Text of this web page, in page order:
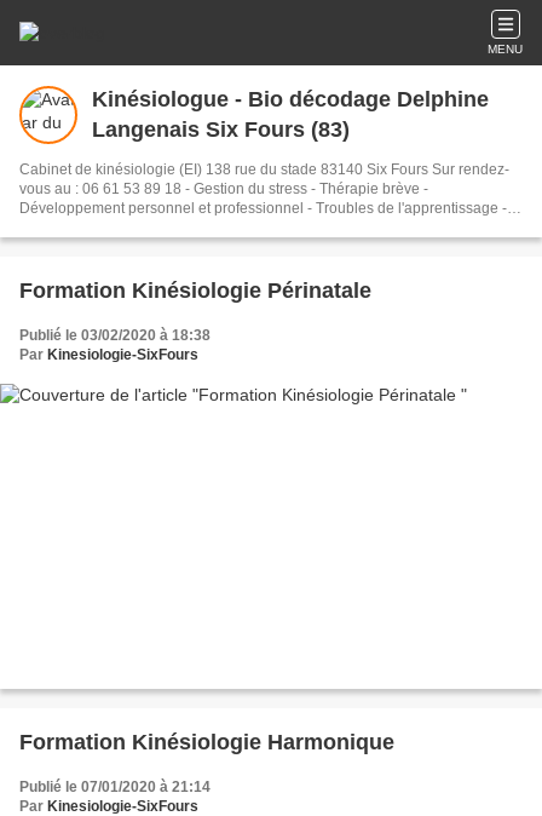
MENU
Kinésiologue - Bio décodage Delphine
Langenais Six Fours (83)
Cabinet de kinésiologie (EI) 138 rue du stade 83140 Six Fours Sur rendez-
vous au : 06 61 53 89 18 - Gestion du stress - Thérapie brève -
Développement personnel et professionnel - Troubles de l'apprentissage -
Sacrée - Centre de formation de kinésiologie - La santé par le touché -
être - Bio décodage énergétiques des maladies - Consultation kinésiologie -
gestion des émotions - Three in one concept - éducation kinesthésique -
Stress release - Anatomie - kinésiologie Harmonique - Kinésiologie
périnatale - Projet sens
Formation Kinésiologie Périnatale
Publié le 03/02/2020 à 18:38
Par Kinesiologie-SixFours
Formation Kinésiologie Harmonique
Publié le 07/01/2020 à 21:14
Par Kinesiologie-SixFours